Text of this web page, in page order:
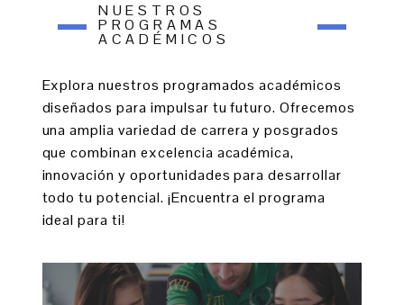
NUESTROS
PROGRAMAS
ACADÉMICOS
Explora nuestros programados académicos
diseñados para impulsar tu futuro. Ofrecemos
una amplia variedad de carrera y posgrados
que combinan excelencia académica,
innovación y oportunidades para desarrollar
todo tu potencial. ¡Encuentra el programa
ideal para ti!